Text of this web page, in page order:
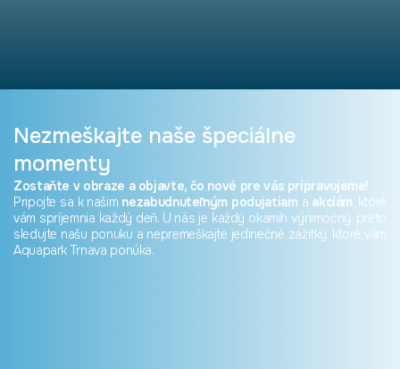
Nezmeškajte naše špeciálne
momenty
Zostaňte v obraze a objavte, čo nové pre vás pripravujeme!
Pripojte sa k našim nezabudnuteľným podujatiam a akciám, ktoré
vám spríjemnia každý deň. U nás je každý okamih výnimočný, preto
sledujte našu ponuku a nepremeškajte jedinečné zážitky, ktoré vám
Aquapark Trnava ponúka.